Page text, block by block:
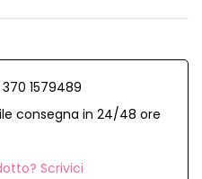
1579489
consegna in 24/48 ore
Scrivici